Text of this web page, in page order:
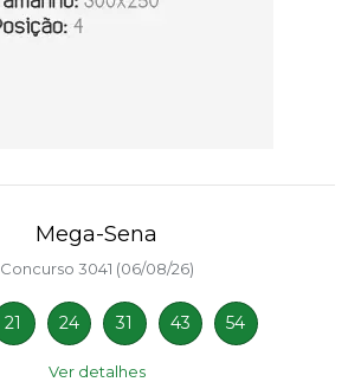
Mega-Sena
Concurso 3041 (06/08/26)
21 24 31 43 54
Ver detalhes